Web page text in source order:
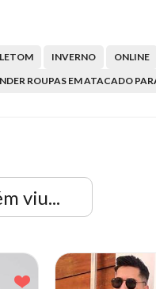
INVERNO ONLINE
ROUPAS EM ATACADO
viu...